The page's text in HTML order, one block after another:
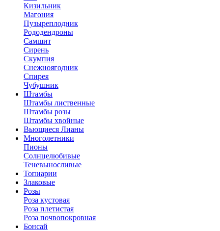
Кизильник
Магония
Пузыреплодник
Рододендроны
Самшит
Сирень
Скумпия
Снежноягодник
Спирея
Чубушник
Штамбы
Штамбы лиственные
Штамбы розы
Штамбы хвойные
Вьющиеся Лианы
Многолетники
Пионы
Солнцелюбивые
Теневыносливые
Топиарии
Злаковые
Розы
Роза кустовая
Роза плетистая
Роза почвопокровная
Бонсай